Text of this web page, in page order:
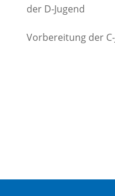
der D-Jugend
Vorbereitung der